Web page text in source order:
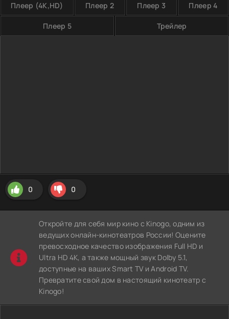
Плеер (4K,HD) Плеер 2 Плеер 3 Плеер 4
Плеер 5 Трейлер
0 0
Откройте для себя мир кино с Kinogo, одним из
ведущих онлайн-кинотеатров России! Оцените
превосходное качество изображения Full HD и
Ultra HD 4K, а также мощный звук Dolby 5.1,
доступные на ваших Smart TV и Android TV.
Превратите свой дом в настоящий кинотеатр с
Kinogo!